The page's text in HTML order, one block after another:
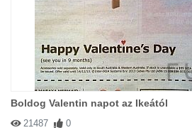
Boldog Valentin napot az Ikeától
21487 0